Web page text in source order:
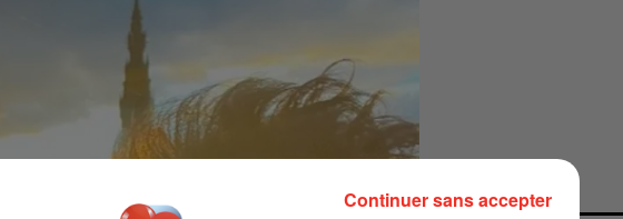
Continuer sans accepter